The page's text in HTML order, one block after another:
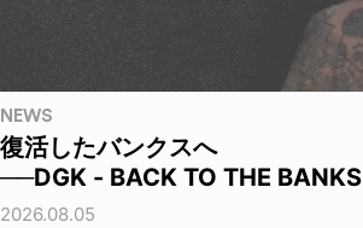
NEWS
復活したバンクスへ
──DGK - BACK TO THE BANKS
2026.08.05